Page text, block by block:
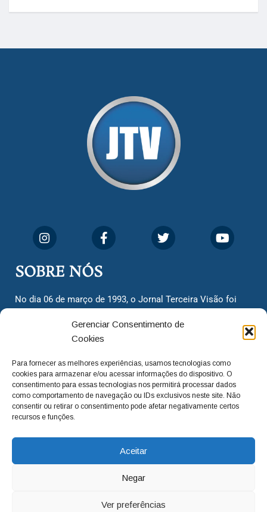
Gerenciar Consentimento de
Cookies
Para fornecer as melhores experiências, usamos tecnologias como
cookies para armazenar e/ou acessar informações do dispositivo. O
consentimento para essas tecnologias nos permitirá processar dados
como comportamento de navegação ou IDs exclusivos neste site. Não
consentir ou retirar o consentimento pode afetar negativamente certos
recursos e funções.
Aceitar
Negar
Ver preferências
SOBRE NÓS
No dia 06 de março de 1993, o Jornal Terceira Visão foi
cidadãos valinhenses, já que naquela época só existiam
dois jornais. Há mais de 30 anos, o jornal continua
com o foco de trazer as melhores notícias. Nunca
deixamos de lado as necessidades do cidadão, sempre
questionando os órgãos públicos em busca de melhorias
para a cidade e sempre cobrando resoluções para casos
adm@jtv.com.br
(19) 3929-6225